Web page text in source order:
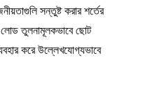
সন্তুষ্ট করার শর্তের
লোড তুলনামূলকভাবে ছোট
করে উল্লেখযোগ্যভাবে